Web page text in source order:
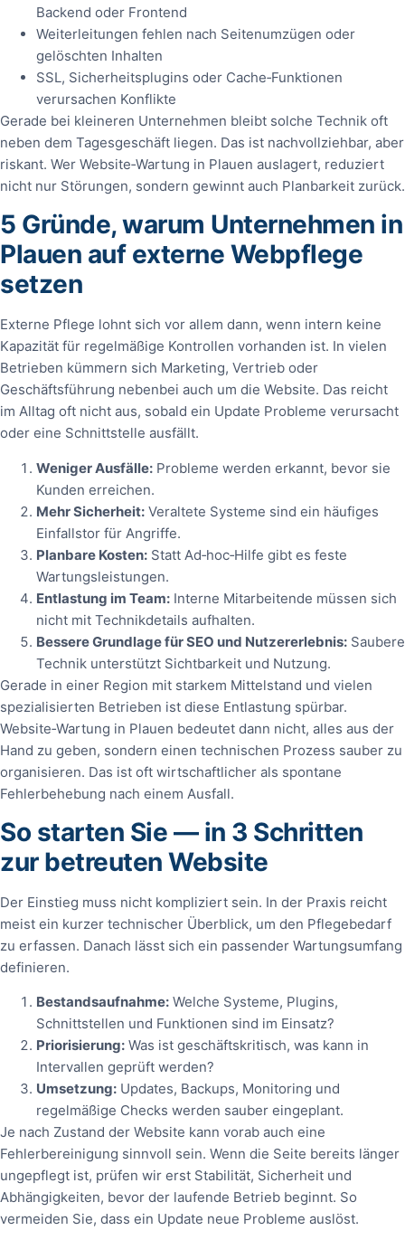
Backend oder Frontend
Weiterleitungen fehlen nach Seitenumzügen oder
gelöschten Inhalten
SSL, Sicherheitsplugins oder Cache‑Funktionen
verursachen Konflikte
Gerade bei kleineren Unternehmen bleibt solche Technik oft
neben dem Tagesgeschäft liegen. Das ist nachvollziehbar, aber
riskant. Wer Website‑Wartung in Plauen auslagert, reduziert
nicht nur Störungen, sondern gewinnt auch Planbarkeit zurück.
5 Gründe, warum Unternehmen in
Plauen auf externe Webpflege
setzen
Externe Pflege lohnt sich vor allem dann, wenn intern keine
Kapazität für regelmäßige Kontrollen vorhanden ist. In vielen
Betrieben kümmern sich Marketing, Vertrieb oder
Geschäftsführung nebenbei auch um die Website. Das reicht
im Alltag oft nicht aus, sobald ein Update Probleme verursacht
oder eine Schnittstelle ausfällt.
Weniger Ausfälle: Probleme werden erkannt, bevor sie
Kunden erreichen.
Mehr Sicherheit: Veraltete Systeme sind ein häufiges
Einfallstor für Angriffe.
Planbare Kosten: Statt Ad‑hoc‑Hilfe gibt es feste
Wartungsleistungen.
Entlastung im Team: Interne Mitarbeitende müssen sich
nicht mit Technikdetails aufhalten.
Bessere Grundlage für SEO und Nutzererlebnis: Saubere
Technik unterstützt Sichtbarkeit und Nutzung.
Gerade in einer Region mit starkem Mittelstand und vielen
spezialisierten Betrieben ist diese Entlastung spürbar.
Website‑Wartung in Plauen bedeutet dann nicht, alles aus der
Hand zu geben, sondern einen technischen Prozess sauber zu
organisieren. Das ist oft wirtschaftlicher als spontane
Fehlerbehebung nach einem Ausfall.
So starten Sie — in 3 Schritten
zur betreuten Website
Der Einstieg muss nicht kompliziert sein. In der Praxis reicht
meist ein kurzer technischer Überblick, um den Pflegebedarf
zu erfassen. Danach lässt sich ein passender Wartungsumfang
definieren.
Bestandsaufnahme: Welche Systeme, Plugins,
Schnittstellen und Funktionen sind im Einsatz?
Priorisierung: Was ist geschäftskritisch, was kann in
Intervallen geprüft werden?
Umsetzung: Updates, Backups, Monitoring und
regelmäßige Checks werden sauber eingeplant.
Je nach Zustand der Website kann vorab auch eine
Fehlerbereinigung sinnvoll sein. Wenn die Seite bereits länger
ungepflegt ist, prüfen wir erst Stabilität, Sicherheit und
Abhängigkeiten, bevor der laufende Betrieb beginnt. So
vermeiden Sie, dass ein Update neue Probleme auslöst.